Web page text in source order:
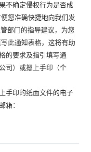
不确定侵权行为是否成
您准确快捷地向我们发
部门的指导建议，为您
此通知表格，这将有助
的要求及指引填写通
司）或摁上手印（个
手印的纸面文件的电子
箱：